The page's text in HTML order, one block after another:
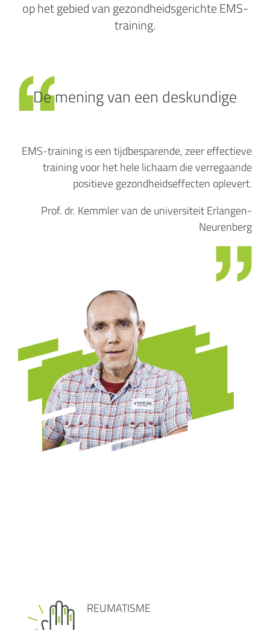
op het gebied van gezondheidsgerichte EMS-
training.
EMS-training is een tijdbesparende, zeer effectieve
training voor het hele lichaam die verregaande
positieve gezondheidseffecten oplevert.
Prof. dr. Kemmler van de universiteit Erlangen-
Neurenberg
De mening van een deskundige
REUMATISME